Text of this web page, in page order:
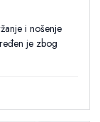
i nošenje
je zbog